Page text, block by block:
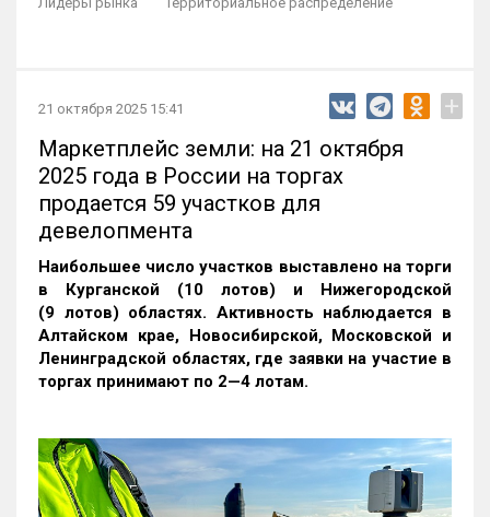
21 октября 2025 15:41 +
Маркетплейс земли: на 21 октября
2025 года в России на торгах
продается 59 участков для
девелопмента
Наибольшее число участков выставлено на торги
в Курганской (10 лотов) и Нижегородской
(9 лотов) областях. Активность наблюдается в
Алтайском крае, Новосибирской, Московской и
Ленинградской областях, где заявки на участие в
торгах принимают по 2—4 лотам.